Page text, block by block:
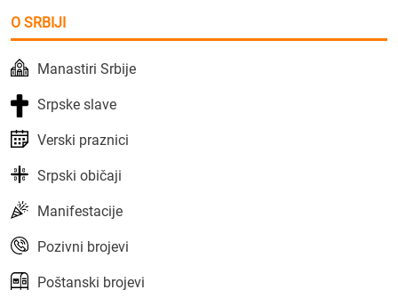
O SRBIJI
Manastiri Srbije
Srpske slave
Verski praznici
Srpski običaji
Manifestacije
Pozivni brojevi
Poštanski brojevi